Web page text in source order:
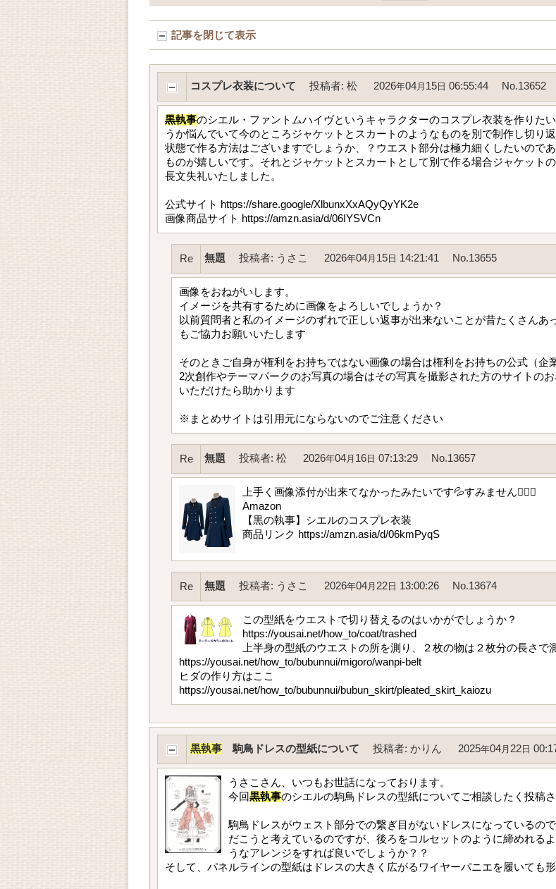
記事を閉じて表示
コスプレ衣装について 投稿者: 松 2026年04月 15 日 06:55:44 No.13652
黒執事のシエル・ファントムハイヴというキャラクターのコスプレ衣装を作りた
うか悩んでいて今のところジャケットとスカートのようなものを別で制作し切り
状態で作る方法はございますでしょうか、？ウエスト部分は極力細くしたいので
ものが嬉しいです。それとジャケットとスカートとして別で作る場合ジャケット
長文失礼いたしました。
公式サイト https://share.google/XlbunxXxAQyQyYK2e
画像商品サイト https://amzn.asia/d/06IYSVCn
Re 無題 投稿者: うさこ 2026年04月 15 日 14:21:41 No.13655
画像をおねがいします。
イメージを共有するために画像をよろしいでしょうか？
以前質問者と私のイメージのずれで正しい返事が出来ないことが昔たくさんあ
もご協力お願いいたします
そのときご自身が権利をお持ちではない画像の場合は権利をお持ちの公式（企
2次創作やテーマパークのお写真の場合はその写真を撮影された方のサイトの
いただけたら助かります
※まとめサイトは引用元にならないのでご注意ください
Re 無題 投稿者: 松 2026年04月 16 日 07:13:29 No.13657
上手く画像添付が出来てなかったみたいです💦すみません🙇🏻‍♀️‪
Amazon
【黒の執事】シエルのコスプレ衣装
商品リンク https://amzn.asia/d/06kmPyqS
Re 無題 投稿者: うさこ 2026年04月 22 日 13:00:26 No.13674
この型紙をウエストで切り替えるのはいかがでしょうか？
https://yousai.net/how_to/coat/trashed
上半身の型紙のウエストの所を測り、２枚の物は２枚分の長さで
https://yousai.net/how_to/bubunnui/migoro/wanpi-belt
ヒダの作り方はここ
https://yousai.net/how_to/bubunnui/bubun_skirt/pleated_skirt_kaiozu
黒執事 駒鳥ドレスの型紙について 投稿者: かりん 2025年04月 22 日
うさこさん、いつもお世話になっております。
今回黒執事のシエルの駒鳥ドレスの型紙についてご相談したく投稿
駒鳥ドレスがウェスト部分での繋ぎ目がないドレスになっているの
だこうと考えているのですが、後ろをコルセットのように締めれる
うなアレンジをすれば良いでしょうか？？
そして、パネルラインの型紙はドレスの大きく広がるワイヤーパニエを履いても